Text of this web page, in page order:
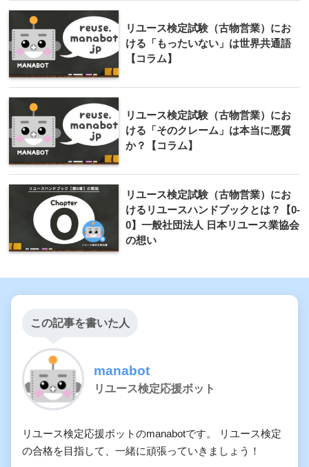
リユース検定試験（古物営業）にお
ける「もったいない」は世界共通語
【コラム】
リユース検定試験（古物営業）にお
ける「そのクレーム」は本当に悪質
か？【コラム】
リユース検定試験（古物営業）にお
けるリユースハンドブックとは？【0-
0】一般社団法人 日本リユース業協会
の想い
この記事を書いた人
manabot
リユース検定応援ボット
リユース検定応援ボットのmanabotです。 リユース検定
の合格を目指して、一緒に頑張っていきましょう！